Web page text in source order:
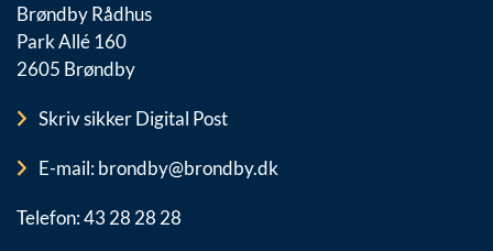
Brøndby Rådhus
Park Allé 160
2605 Brøndby
Skriv sikker Digital Post
E-mail: brondby@brondby.dk
Telefon: 43 28 28 28